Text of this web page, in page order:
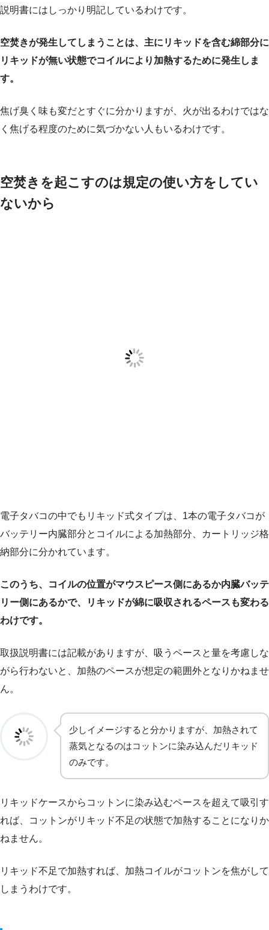
説明書にはしっかり明記しているわけです。
空焚きが発生してしまうことは、主にリキッドを含む綿部分に
リキッドが無い状態でコイルにより加熱するために発生しま
す。
焦げ臭く味も変だとすぐに分かりますが、火が出るわけではな
く焦げる程度のために気づかない人もいるわけです。
空焚きを起こすのは規定の使い方をしてい
ないから
電子タバコの中でもリキッド式タイプは、1本の電子タバコが
バッテリー内臓部分とコイルによる加熱部分、カートリッジ格
納部分に分かれています。
このうち、コイルの位置がマウスピース側にあるか内臓バッテ
リー側にあるかで、リキッドが綿に吸収されるペースも変わる
わけです。
取扱説明書には記載がありますが、吸うペースと量を考慮しな
がら行わないと、加熱のペースが想定の範囲外となりかねませ
ん。
少しイメージすると分かりますが、加熱されて
蒸気となるのはコットンに染み込んだリキッド
のみです。
リキッドケースからコットンに染み込むペースを超えて吸引す
れば、コットンがリキッド不足の状態で加熱することになりか
ねません。
リキッド不足で加熱すれば、加熱コイルがコットンを焦がして
しまうわけです。